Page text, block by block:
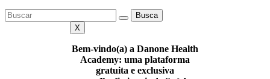
Busca
X
Bem-vindo(a) a Danone Health
Academy: uma plataforma
gratuita e exclusiva